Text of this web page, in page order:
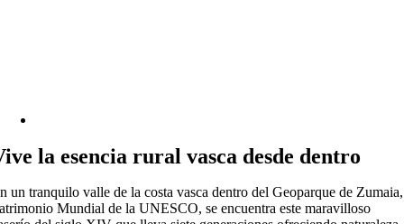
la esencia rural vasca desde dentro
un tranquilo valle de la costa vasca dentro del Geoparque de Zumaia,
Mundial de la UNESCO, se encuentra este maravilloso